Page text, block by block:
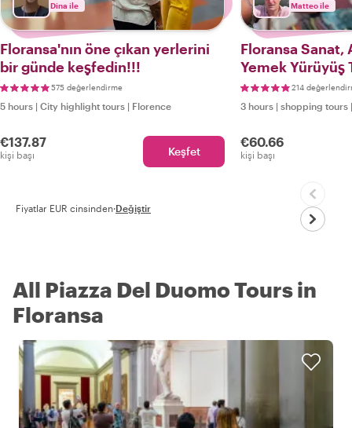
Dina ile
Floransa'nın öne çıkan yerlerini
bir günde keşfedin!!!
575 değerlendirme
5 hours | City highlight tours | Florence
€137.87
kişi başı Keşfet
Matteo ile
Floransa Sanat,
Yemek Yürüyüş
214
3 hours | shopping tours
€60.66
kişi başı
Fiyatlar EUR cinsinden·Değiştir
All Piazza Del Duomo Tours in
Floransa